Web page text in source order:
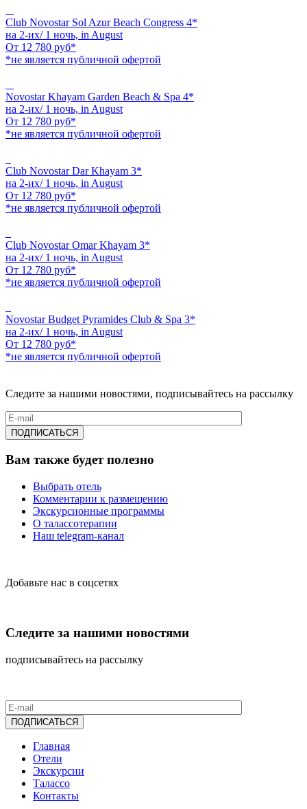
Club Novostar Sol Azur Beach Congress 4*
на 2-их/ 1 ночь, in August
От 12 780 руб*
*не является публичной офертой
Novostar Khayam Garden Beach & Spa 4*
на 2-их/ 1 ночь, in August
От 12 780 руб*
*не является публичной офертой
Club Novostar Dar Khayam 3*
на 2-их/ 1 ночь, in August
От 12 780 руб*
*не является публичной офертой
Club Novostar Omar Khayam 3*
на 2-их/ 1 ночь, in August
От 12 780 руб*
*не является публичной офертой
Novostar Budget Pyramides Club & Spa 3*
на 2-их/ 1 ночь, in August
От 12 780 руб*
*не является публичной офертой
Следите за нашими новостями, подписывайтесь на рассылку
Вам также будет полезно
Выбрать отель
Комментарии к размещению
Экскурсионные программы
О талассотерапии
Наш telegram-канал
Добавьте нас в соцсетях
Следите за нашими новостями
подписывайтесь на рассылку
Главная
Отели
Экскурсии
Талассо
Контакты